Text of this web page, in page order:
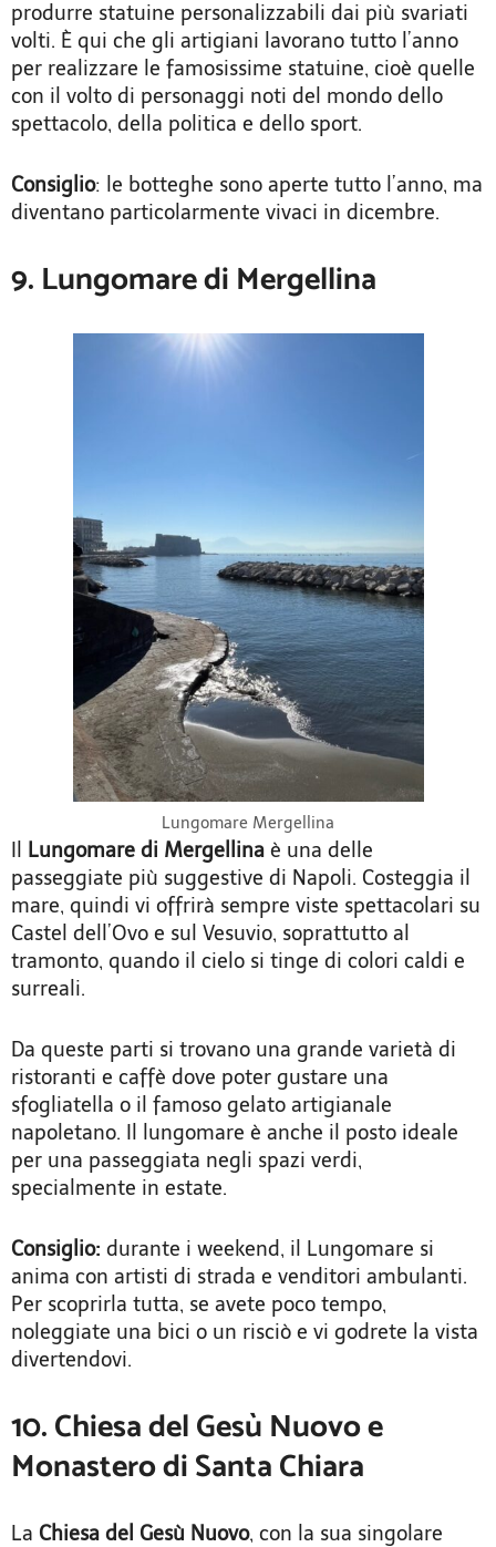
produrre statuine personalizzabili dai più svariati
volti. È qui che gli artigiani lavorano tutto l’anno
per realizzare le famosissime statuine, cioè quelle
con il volto di personaggi noti del mondo dello
spettacolo, della politica e dello sport.
Consiglio: le botteghe sono aperte tutto l’anno, ma
diventano particolarmente vivaci in dicembre.
9. Lungomare di Mergellina
Lungomare Mergellina
Lungomare di Mergellina è una delle
passeggiate più suggestive di Napoli. Costeggia il
mare, quindi vi offrirà sempre viste spettacolari su
Castel dell’Ovo e sul Vesuvio, soprattutto al
tramonto, quando il cielo si tinge di colori caldi e
surreali.
Da queste parti si trovano una grande varietà di
ristoranti e caffè dove poter gustare una
sfogliatella o il famoso gelato artigianale
napoletano. Il lungomare è anche il posto ideale
per una passeggiata negli spazi verdi,
specialmente in estate.
Consiglio: durante i weekend, il Lungomare si
anima con artisti di strada e venditori ambulanti.
Per scoprirla tutta, se avete poco tempo,
noleggiate una bici o un risciò e vi godrete la vista
divertendovi.
10. Chiesa del Gesù Nuovo e
Monastero di Santa Chiara
La Chiesa del Gesù Nuovo, con la sua singolare